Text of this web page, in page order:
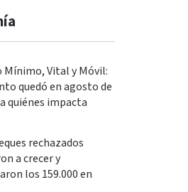
Mínimo, Vital y Móvil:
quedó en agosto de
quiénes impacta
rechazados
a crecer y
los 159.000 en